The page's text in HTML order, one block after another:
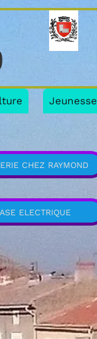
Jeunesse
CHEZ RAYMOND
ASE ELECTRIQUE